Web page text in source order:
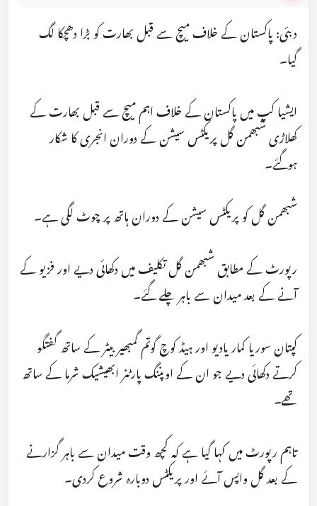
دبئی: پاکستان کے خلاف میچ سے قبل بھارت کو بڑا دھچکا لگ
گیا۔
ایشیا کپ میں پاکستان کے خلاف اہم میچ سے قبل بھارت کے
کھلاڑی شبھمن گل پریکٹس سیشن کے دوران انجری کا شکار
ہوگئے۔
شبھمن گل کو پریکٹس سیشن کے دوران ہاتھ پر چوٹ لگی ہے۔
رپورٹ کے مطابق شبھمن گل تکلیف میں دکھائی دیے اور فزیو کے
آنے کے بعد میدان سے باہر چلے گئے۔
کپتان سوریا کمار یادیو اور ہیڈ کوچ گوتم گمبھیر بیٹر کے ساتھ گفتگو
کرتے دکھائی دیے جو ان کے اوپننگ پارٹنر ابھیشیک شرما کے ساتھ
تھے۔
تاہم رپورٹ میں کہا گیا ہے کہ کچھ وقت میدان سے باہر گزارنے
کے بعد گل واپس آئے اور پریکٹس دوبارہ شروع کردی۔